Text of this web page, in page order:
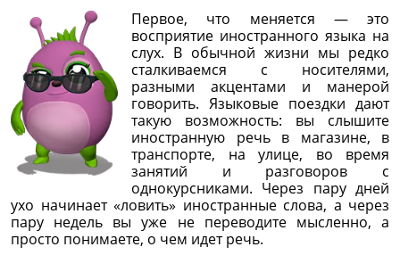
Первое, что меняется — это
восприятие иностранного языка на
слух. В обычной жизни мы редко
сталкиваемся с носителями,
разными акцентами и манерой
говорить. Языковые поездки дают
такую возможность: вы слышите
иностранную речь в магазине, в
транспорте, на улице, во время
занятий и разговоров с
однокурсниками. Через пару дней
ухо начинает «ловить» иностранные слова, а через
пару недель вы уже не переводите мысленно, а
просто понимаете, о чем идет речь.